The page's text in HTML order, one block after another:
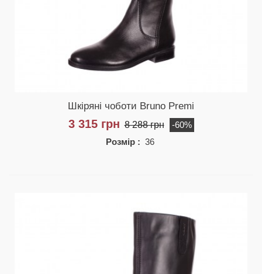
Шкіряні чоботи Bruno Premi
3 315 грн 8 288 грн
-60%
Розмір : 36